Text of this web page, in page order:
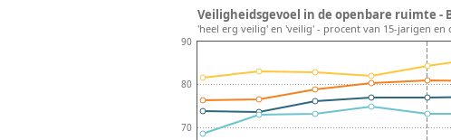
70
80
90
Veiligheidsgevoel in de openbare ruimte
'heel erg veilig' en 'veilig' - procent van 15-jarigen en